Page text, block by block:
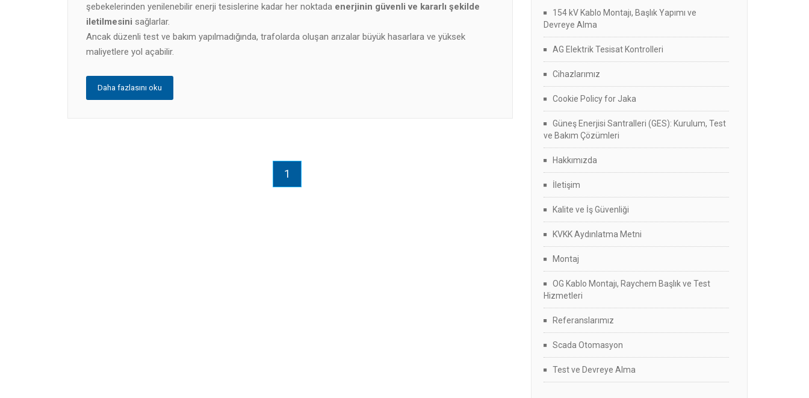
şebekelerinden yenilenebilir enerji tesislerine kadar her noktada enerjinin güvenli ve kararlı şekilde
iletilmesini sağlarlar.
Ancak düzenli test ve bakım yapılmadığında, trafolarda oluşan arızalar büyük hasarlara ve yüksek
maliyetlere yol açabilir.
Daha fazlasını oku
1
154 kV Kablo Montajı, Başlık Yapımı ve
Devreye Alma
AG Elektrik Tesisat Kontrolleri
Cihazlarımız
Cookie Policy for Jaka
Güneş Enerjisi Santralleri (GES): Kurulum, Test
ve Bakım Çözümleri
Hakkımızda
İletişim
Kalite ve İş Güvenliği
KVKK Aydınlatma Metni
Montaj
OG Kablo Montajı, Raychem Başlık ve Test
Hizmetleri
Referanslarımız
Scada Otomasyon
Test ve Devreye Alma